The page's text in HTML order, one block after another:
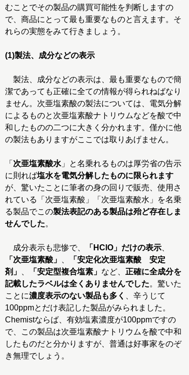
むことでその製品の購買可能性を判断しますの
で、商品にとって最も重要なものと言えます。そ
れらの実態をみて行きましょう。
(1)製法、成分などの表示
製法、成分などの表示は、最も重要なもので簡
潔であっても正確に全ての情報が得られねばなり
ません。次亜塩素酸の製法については、電気分解
によるものと次亜塩素酸ナトリウムなどを酸で中
和したものの二つに大きく分かれます。僅かに他
の製法もありますがここでは取りあげません。
「 次亜塩素酸水 」と名乗れるものは厚労省の告示
に則れば塩水を電気分解したものに限られます
が、驚いたことに筆者の身の回りで販売、使用さ
れている「次亜塩素酸」「次亜塩素酸水」を名乗
る製品でこの製法表記のある製品は殆ど存在しま
せんでした。
成分表示も悲惨で、 「HClO」だけの表示
「次亜塩素酸」
「安定化次亜塩素酸 安定
剤」
「安定型複合塩素」 など、 正確に全成分を
記載したラベルは全くありませんでした。驚いた
ことに濃度表示のない製品も多く
、辛うじて
100ppmとだけ表記した製品がみられました。
Chemistならば、有効塩素濃度が100ppmですの
で、この製品は次亜塩素酸ナトリウムを酸で中和
したものだと分かりますが、普通は好事家をのぞ
き無理でしょう。